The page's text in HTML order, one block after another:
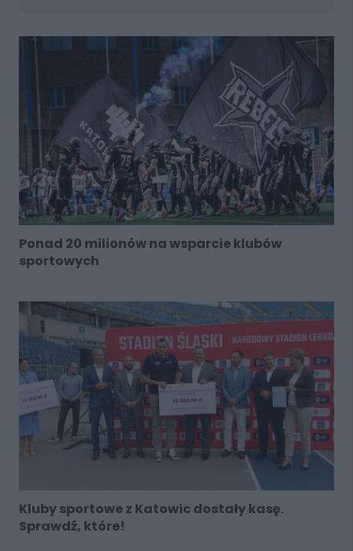
Ponad 20 milionów na wsparcie klubów
sportowych
Kluby sportowe z Katowic dostały kasę.
Sprawdź, które!